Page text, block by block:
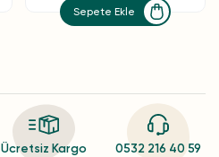
Sepete Ekle
Ücretsiz Kargo 0532 216 40 59